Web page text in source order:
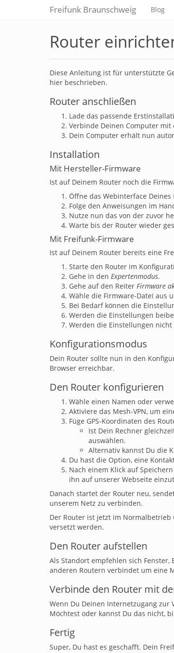
Freifunk Braunschweig Blog
Router
Diese Anleitung ist für unterstützte
hier beschrieben.
Router anschließen
Lade das passende
Verbinde Deinen Computer mit
Dein Computer erhält nun
Installation
Mit Hersteller-Firmware
Ist auf Deinem Router noch die
Öffne das Webinterface
Folge den Anweisungen im
Nutze nun das von der zuvor
Warte bis der Router wieder
Mit Freifunk-Firmware
Ist auf Deinem Router bereits eine
Starte den Router im
Gehe in den Expertenmodus.
Gehe auf den Reiter Firmware
Wähle die Firmware-Datei aus
Bei Bedarf können die
Werden die Einstellungen
Werden die Einstellungen
Konfigurationsmodus
Dein Router sollte nun in den
Browser erreichbar.
Den Router konfigurieren
Wähle einen Namen oder
Aktiviere das Mesh-VPN, um
Füge GPS-Koordinaten des
Ist Dein Rechner
auswählen.
Alternativ kannst Du die
Du hast die Option, eine
Nach einem Klick auf
ihn auf unserer Webseite
Danach startet der Router neu,
unserem Netz zu verbinden.
Der Router ist jetzt im
versetzt werden.
Den Router aufstellen
Als Standort empfehlen sich
anderen Routern verbindet um eine
Verbinde den Router mit
Wenn Du Deinen Internetzugang
Möchtest oder kannst Du das nicht,
Fertig
Super, Du hast es geschafft. Dein